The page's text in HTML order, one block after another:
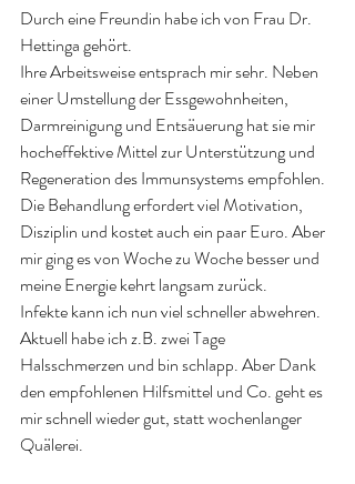
Durch eine Freundin habe ich von Frau Dr.
Hettinga gehört.
Ihre Arbeitsweise entsprach mir sehr. Neben
einer Umstellung der Essgewohnheiten,
Darmreinigung und Entsäuerung hat sie mir
hocheffektive Mittel zur Unterstützung und
Regeneration des Immunsystems empfohlen.
Die Behandlung erfordert viel Motivation,
Disziplin und kostet auch ein paar Euro. Aber
mir ging es von Woche zu Woche besser und
meine Energie kehrt langsam zurück.
Infekte kann ich nun viel schneller abwehren.
Aktuell habe ich z.B. zwei Tage
Halsschmerzen und bin schlapp. Aber Dank
den empfohlenen Hilfsmittel und Co. geht es
mir schnell wieder gut, statt wochenlanger
Quälerei.